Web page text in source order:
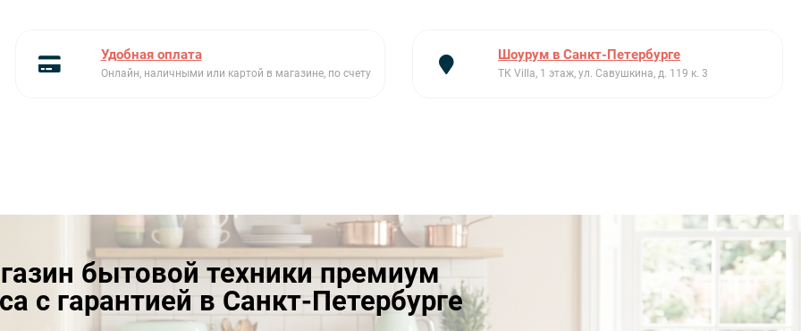
Напряжение, В 220-240
Управление электронное
Уровень шума, Дб 37
Удобная оплата
Онлайн, наличными или картой в магазине, по счету
Шоурум в Санкт-Петербурге
ТК Villa, 1 этаж, ул. Савушкина, д. 119 к. 3
бытовой техники премиум
с гарантией в Санкт-Петербурге